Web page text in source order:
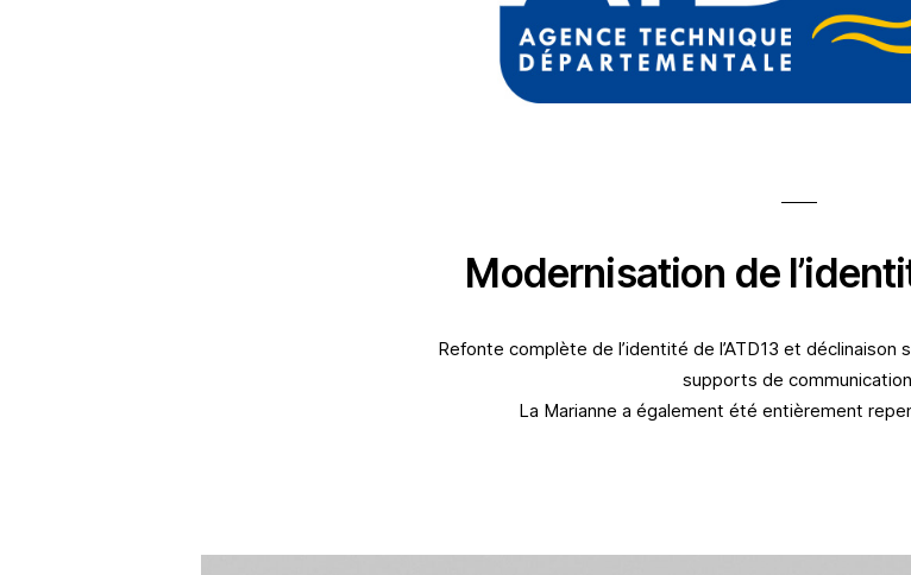
Modernisation de
Refonte complète de l’identité de l’ATD13 et
supports de communication
La Marianne a également été entièrement